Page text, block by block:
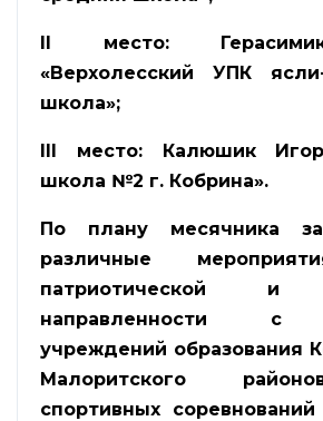
II место:
«Верхолесский УПК
школа»;
III место: Калюшик
школа №2 г. Кобрина».
По плану месячника
различные
патриотической и
направленности с
учреждений образования
Малоритского
спортивных